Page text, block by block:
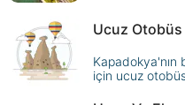
Ucuz
için ucuz